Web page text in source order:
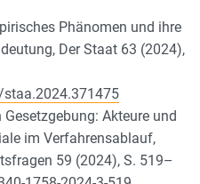
Phänomen und ihre
Der Staat 63 (2024),
Akteure und
im Verfahrensablauf,
59 (2024), S. 519–